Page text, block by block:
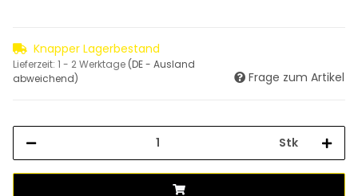
Knapper Lagerbestand
Lieferzeit: 1 - 2 Werktage (DE - Ausland
abweichend)
Frage zum Artikel
Stk